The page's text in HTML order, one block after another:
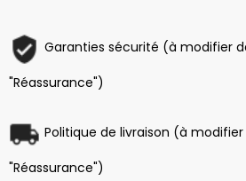
Garanties sécurité (à modifier
"Réassurance")
Politique de livraison (à
"Réassurance")